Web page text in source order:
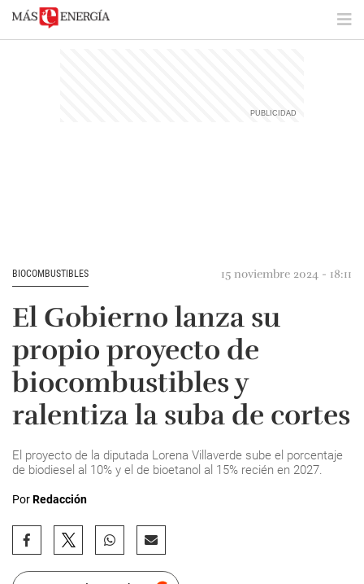
BIOCOMBUSTIBLES 15 noviembre 2024 - 18:11
El Gobierno lanza su
propio proyecto de
biocombustibles y
ralentiza la suba de cortes
El proyecto de la diputada Lorena Villaverde sube el porcentaje
de biodiesel al 10% y el de bioetanol al 15% recién en 2027.
PorRedacción